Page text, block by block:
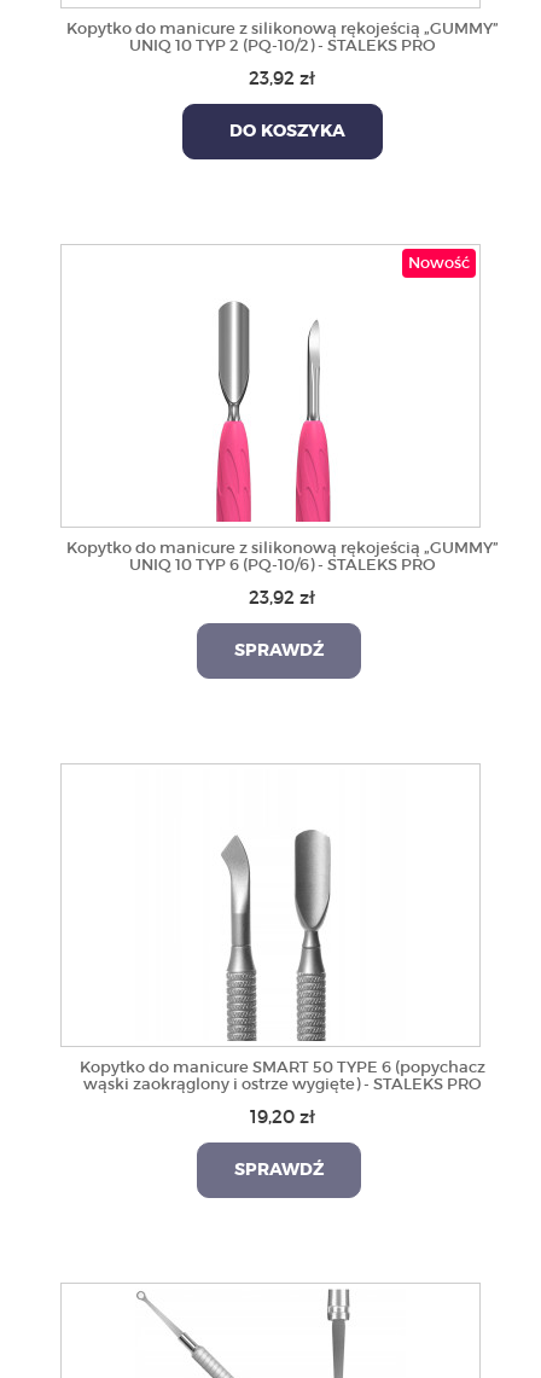
Kopytko do manicure z silikonową rękojeścią „GUMMY”
UNIQ 10 TYP 2 (PQ-10/2) - STALEKS PRO
23,92 zł
DO KOSZYKA
Nowość
Kopytko do manicure z silikonową rękojeścią „GUMMY”
UNIQ 10 TYP 6 (PQ-10/6) - STALEKS PRO
23,92 zł
SPRAWDŹ
Kopytko do manicure SMART 50 TYPE 6 (popychacz
wąski zaokrąglony i ostrze wygięte) - STALEKS PRO
19,20 zł
SPRAWDŹ